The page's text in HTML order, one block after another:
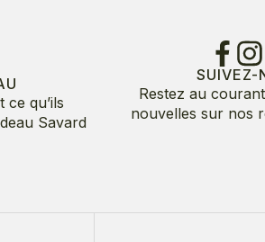
qu’ils
Savard
SUIVEZ-
Restez au
nouvelles sur nos